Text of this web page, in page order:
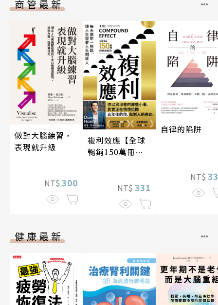
商管最新
做對大腦練習，
表現就升級
NT$ 300
複利效應【全球
暢銷150萬冊・
NT$ 331
自律的陷阱
NT$
健康最新